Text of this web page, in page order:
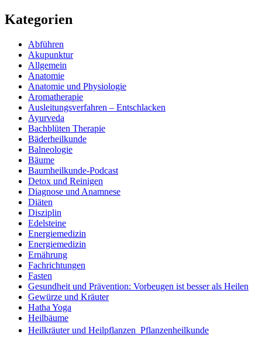
Kategorien
Abführen
Akupunktur
Allgemein
Anatomie
Anatomie und Physiologie
Aromatherapie
Ausleitungsverfahren – Entschlacken
Ayurveda
Bachblüten Therapie
Bäderheilkunde
Balneologie
Bäume
Baumheilkunde-Podcast
Detox und Reinigen
Diagnose und Anamnese
Diäten
Disziplin
Edelsteine
Energiemedizin
Energiemedizin
Ernährung
Fachrichtungen
Fasten
Gesundheit und Prävention: Vorbeugen ist besser als Heilen
Gewürze und Kräuter
Hatha Yoga
Heilbäume
Heilkräuter und Heilpflanzen  Pflanzenheilkunde